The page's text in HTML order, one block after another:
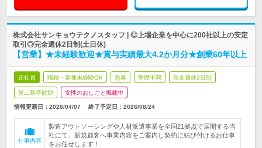
株式会社サンキョウテクノスタッフ | ◎上場企業を中心に200社以上の安定
取引◎完全週休2日制(土日休)
【営業】★未経験歓迎★賞与実績最大4.2か月分★創業60年以上
正社員 職種・業種未経験OK 急募 学歴不問 完全週休2日制
第二新卒歓迎 女性のおしごと掲載中
情報更新日：2026/04/07 終了予定日： 2026/08/24
仕事内容
製造アウトソーシングや人材派遣事業を全国21拠点で展開する当
社にて、新規顧客へ事業内容をご案内し契約に結び付けるお仕事
をお任せします！